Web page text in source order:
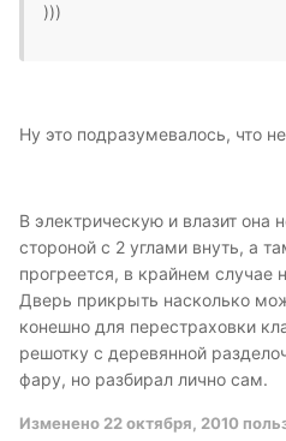
)))
Ну это подразумевалось, что
В электрическую и влазит она
стороной с 2 углами внуть, а
прогреется, в крайнем случае
Дверь прикрыть насколько
конешно для перестраховки
решотку с деревянной
фару, но разбирал лично сам.
Изменено 22 октября, 2010